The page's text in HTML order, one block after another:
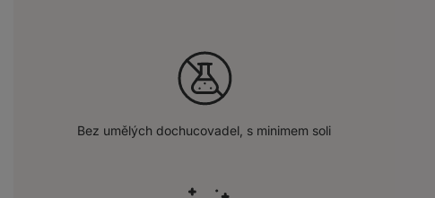
Bez umělých dochucovadel, s minimem soli